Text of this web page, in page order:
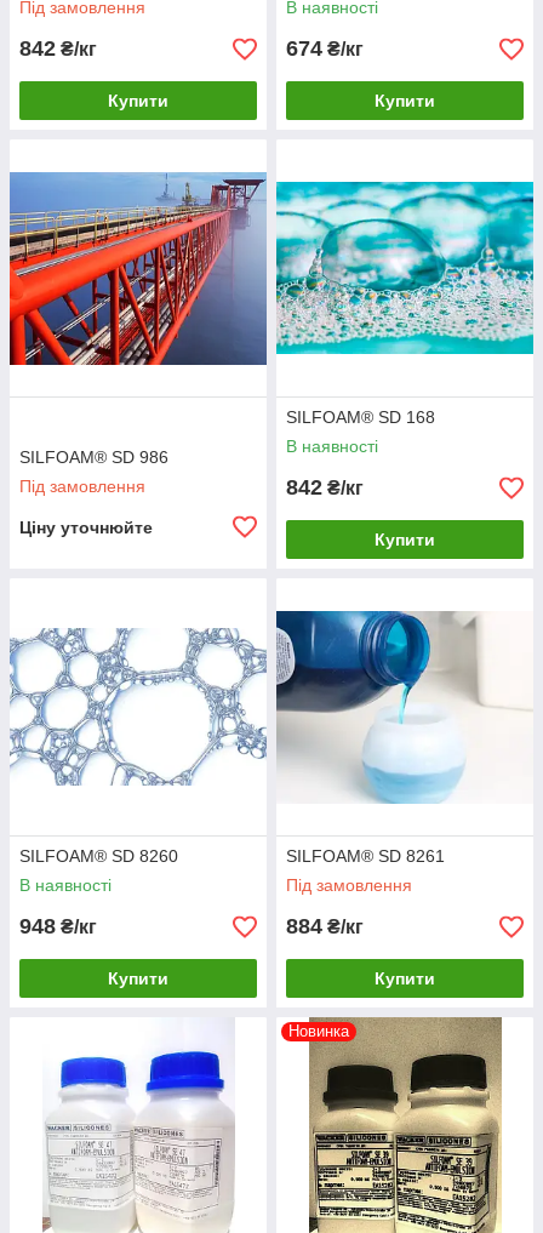
Під замовлення
842 ₴/кг
Купити
В наявності
674 ₴/кг
Купити
SILFOAM® SD 986
Під замовлення
Ціну уточнюйте
SILFOAM® SD 168
В наявності
842 ₴/кг
Купити
SILFOAM® SD 8260
В наявності
948 ₴/кг
Купити
SILFOAM® SD 8261
Під замовлення
884 ₴/кг
Купити
Новинка